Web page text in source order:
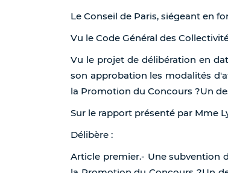
Le Conseil de Paris, siégeant en
Vu le Code Général des
Vu le projet de délibération en
son approbation les modalités
la Promotion du Concours ?Un
Sur le rapport présenté par Mme
Délibère :
Article premier.- Une subvention